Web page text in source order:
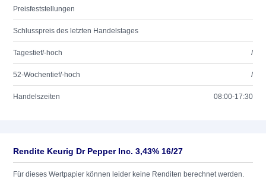
Preisfeststellungen
Schlusspreis des letzten Handelstages
Tagestief/-hoch /
52-Wochentief/-hoch /
Handelszeiten 08:00-17:30
Rendite Keurig Dr Pepper Inc. 3,43% 16/27
Für dieses Wertpapier können leider keine Renditen berechnet werden.